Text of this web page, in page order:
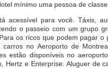
mínimo uma pessoa de
acessível para você. Táxis,
o passeio com um grupo
os ricos que podem pagar o
no Aeroporto de
estão disponíveis no
Hertz e Enterprise. Aluguer de